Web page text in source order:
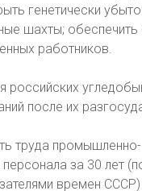
генетически
шахты; обеспечить
работников.
российских
после их
труда промышленно-
за 30 лет
времен